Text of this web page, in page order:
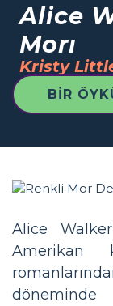
Alice
Morı
Kristy
BIR
Alice
Amerikan